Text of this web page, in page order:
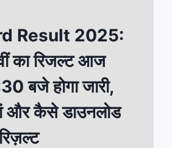
Result 2025:
का रिजल्ट आज
बजे होगा जारी,
और कैसे डाउनलोड